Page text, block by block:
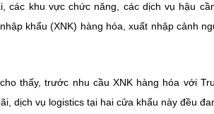
các khu vực chức năng, các dịch vụ hậu
khẩu (XNK) hàng hóa, xuất nhập cảnh
thấy, trước nhu cầu XNK hàng hóa với
dịch vụ logistics tại hai cửa khẩu này đều